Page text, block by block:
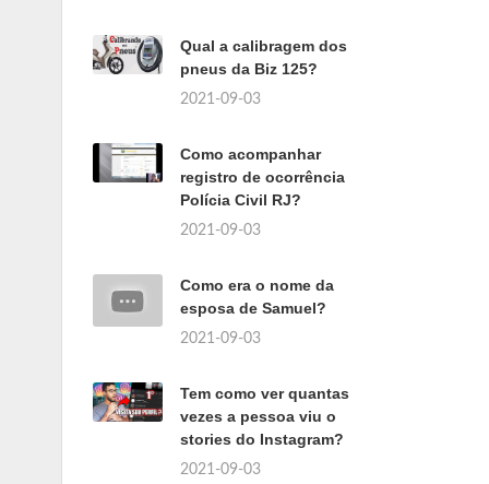
Qual a calibragem dos
pneus da Biz 125?
2021-09-03
Como acompanhar
registro de ocorrência
Polícia Civil RJ?
2021-09-03
Como era o nome da
esposa de Samuel?
2021-09-03
Tem como ver quantas
vezes a pessoa viu o
stories do Instagram?
2021-09-03